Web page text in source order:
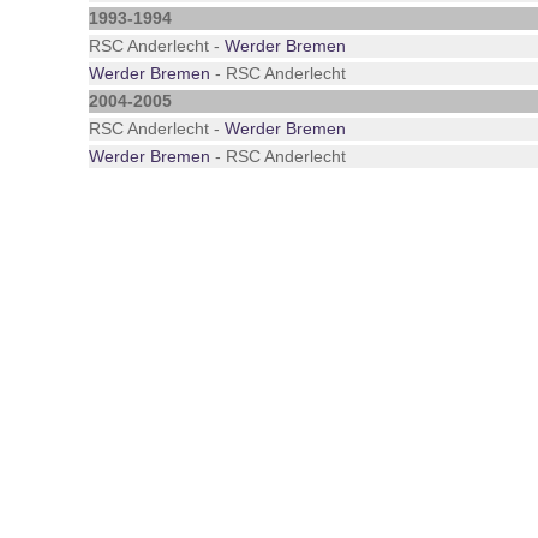
1993-1994
RSC Anderlecht - Werder Bremen
Werder Bremen - RSC Anderlecht
2004-2005
RSC Anderlecht - Werder Bremen
Werder Bremen - RSC Anderlecht